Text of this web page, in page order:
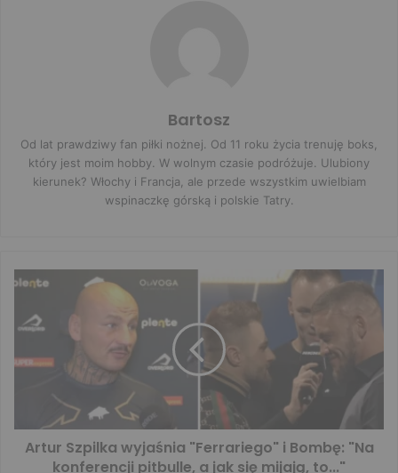
Bartosz
Od lat prawdziwy fan piłki nożnej. Od 11 roku życia trenuję boks,
który jest moim hobby. W wolnym czasie podróżuje. Ulubiony
kierunek? Włochy i Francja, ale przede wszystkim uwielbiam
wspinaczkę górską i polskie Tatry.
Artur Szpilka wyjaśnia "Ferrariego" i Bombę: "Na
konferencji pitbulle, a jak się mijają, to..."